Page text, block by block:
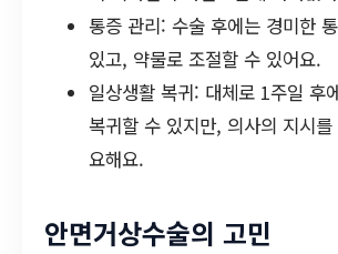
통증 관리: 수술 후에는 경미한
있고, 약물로 조절할 수 있어요.
일상생활 복귀: 대체로 1주일 후
복귀할 수 있지만, 의사의 지시
요해요.
안면거상수술의 고민